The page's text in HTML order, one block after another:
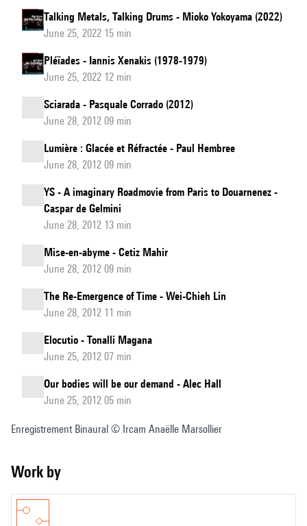
Talking Metals, Talking Drums - Mioko Yokoyama (2022)
June 25, 2022 15 min
Pléïades - Iannis Xenakis (1978-1979)
June 25, 2022 12 min
Sciarada - Pasquale Corrado (2012)
June 28, 2012 09 min
Lumière : Glacée et Réfractée - Paul Hembree
June 28, 2012 09 min
YS - A imaginary Roadmovie from Paris to Douarnenez -
Caspar de Gelmini
June 28, 2012 13 min
Mise-en-abyme - Cetiz Mahir
June 28, 2012 09 min
The Re-Emergence of Time - Wei-Chieh Lin
June 28, 2012 11 min
Elocutio - Tonalli Magana
June 25, 2012 07 min
Our bodies will be our demand - Alec Hall
June 25, 2012 05 min
Enregistrement Binaural © Ircam Anaëlle Marsollier
Work by